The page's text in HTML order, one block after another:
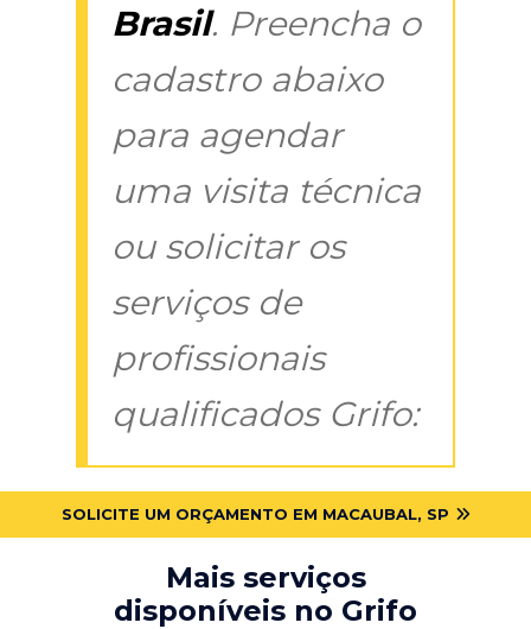
Brasil. Preencha o
cadastro abaixo
para agendar
uma visita técnica
ou solicitar os
serviços de
profissionais
qualificados Grifo:
SOLICITE UM ORÇAMENTO EM MACAUBAL, SP
Mais serviços
disponíveis no Grifo